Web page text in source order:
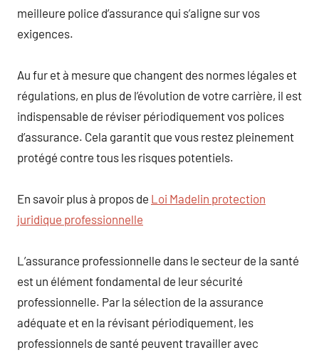
meilleure police d’assurance qui s’aligne sur vos
exigences.
Au fur et à mesure que changent des normes légales et
régulations, en plus de l’évolution de votre carrière, il est
indispensable de réviser périodiquement vos polices
d’assurance. Cela garantit que vous restez pleinement
protégé contre tous les risques potentiels.
En savoir plus à propos de Loi Madelin protection
juridique professionnelle
L’assurance professionnelle dans le secteur de la santé
est un élément fondamental de leur sécurité
professionnelle. Par la sélection de la assurance
adéquate et en la révisant périodiquement, les
professionnels de santé peuvent travailler avec